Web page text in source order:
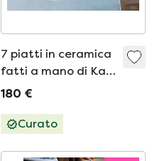
7 piatti in ceramica
fatti a mano di Kari
Ceramics
180 €
Curato